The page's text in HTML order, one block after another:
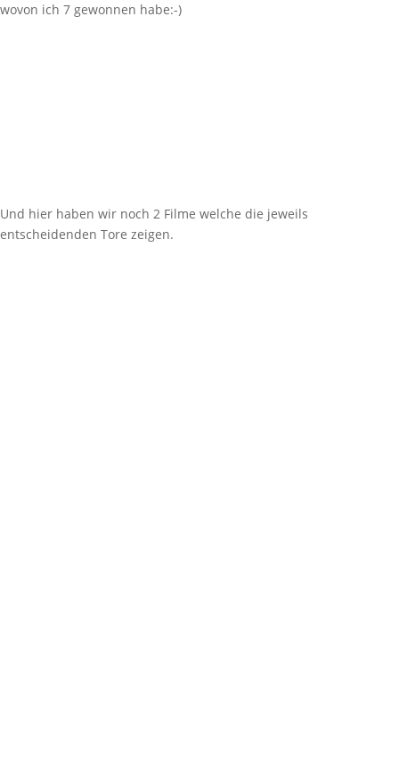
wovon ich 7 gewonnen habe:-)
Und hier haben wir noch 2 Filme welche die jeweils
entscheidenden Tore zeigen.